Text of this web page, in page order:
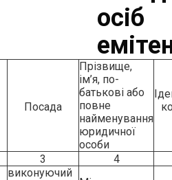
осіб
Посада
Прізвище,
ім’я, по-
батькові або
повне
найменування
юридичної
особи
3 4
виконуючий